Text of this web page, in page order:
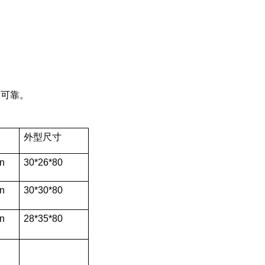
靠。
外型尺寸
30*26*80
30*30*80
28*35*80